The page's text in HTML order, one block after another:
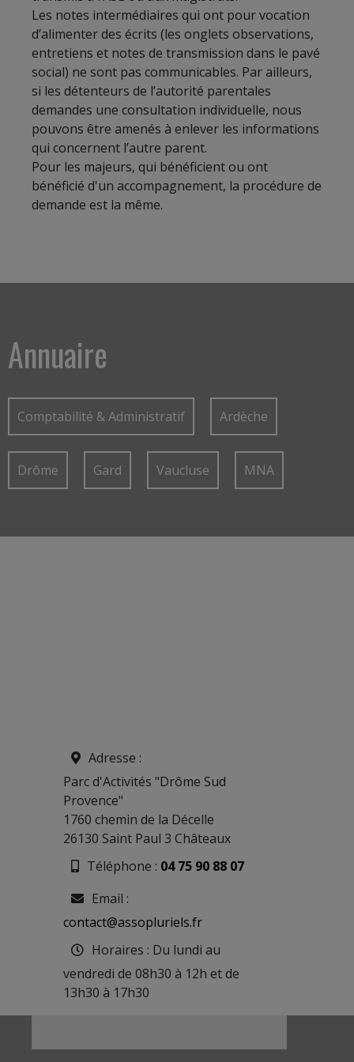
Les notes intermédiaires qui ont pour vocation
d’alimenter des écrits (les onglets observations,
entretiens et notes de transmission dans le pavé
social) ne sont pas communicables. Par ailleurs,
si les détenteurs de l’autorité parentales
demandes une consultation individuelle, nous
pouvons être amenés à enlever les informations
qui concernent l’autre parent.
Pour les majeurs, qui bénéficient ou ont
bénéficié d'un accompagnement, la procédure de
demande est la même.
Annuaire
Comptabilité & Administratif Ardèche
Drôme Gard Vaucluse MNA
Adresse :
Parc d'Activités "Drôme Sud
Provence"
1760 chemin de la Décelle
26130 Saint Paul 3 Châteaux
Téléphone : 04 75 90 88 07
Email :
contact@assopluriels.fr
Horaires : Du lundi au
vendredi de 08h30 à 12h et de
13h30 à 17h30